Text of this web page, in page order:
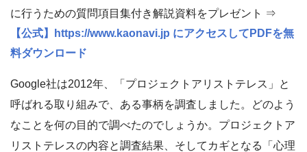
に行うための質問項目集付き解説資料をプレゼント ⇒
【公式】https://www.kaonavi.jp にアクセスしてPDFを無
料ダウンロード
Google社は2012年、「プロジェクトアリストテレス」と
呼ばれる取り組みで、ある事柄を調査しました。どのよう
なことを何の目的で調べたのでしょうか。プロジェクトア
リストテレスの内容と調査結果、そしてカギとなる「心理